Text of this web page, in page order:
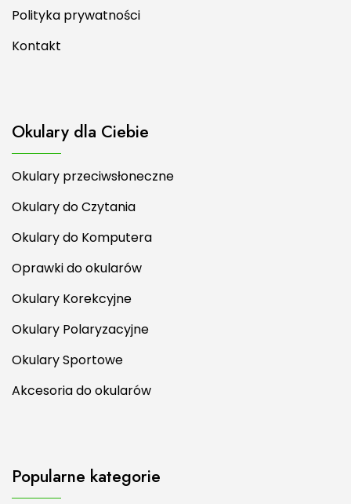
Kontakt
Okulary przeciwsłoneczne
Okulary do Czytania
Okulary do Komputera
Oprawki do okularów
Okulary Korekcyjne
Okulary Polaryzacyjne
Okulary Sportowe
Akcesoria do okularów
Biżuteria ze srebra Kolczyki